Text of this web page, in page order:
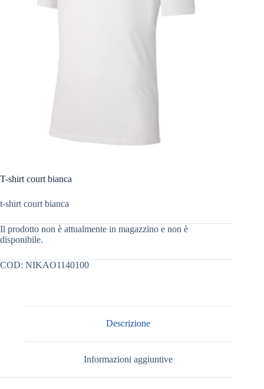
T-shirt court bianca
t-shirt court bianca
Il prodotto non è attualmente in magazzino e non è
disponibile.
COD: NIKAO1140100
Descrizione
Informazioni aggiuntive